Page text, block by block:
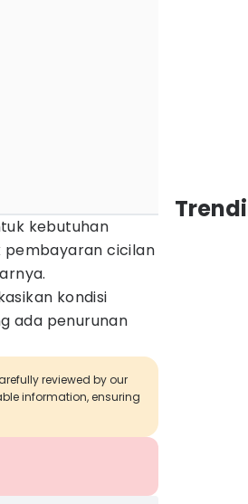
kebutuhan
pembayaran cicilan
kondisi
ada penurunan
reviewed by our
information, ensuring